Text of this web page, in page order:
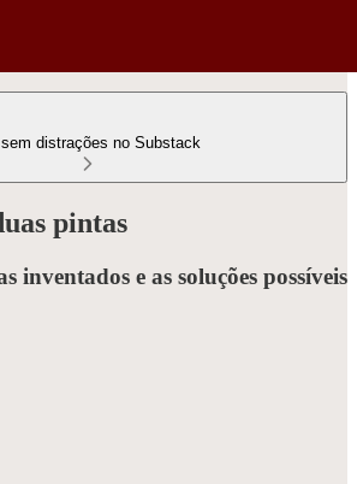
sem distrações no Substack
pintas
inventados e as soluções possíveis